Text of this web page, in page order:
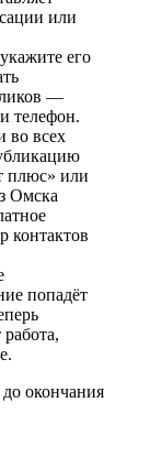
или
его
—
телефон.
во всех
плюс» или
Омска
контактов
попадёт
окончания